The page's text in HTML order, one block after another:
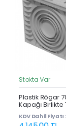
Stokta Var
Plastik Rögar
Kapağı Birlikte
KDV Dahil Fiyatı :